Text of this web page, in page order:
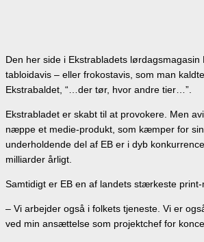
Den her side i Ekstrabladets
tabloidavis – eller frokostavis, som man
Ekstrabaldet, “…der tør, hvor andre tier…”.
Ekstrabladet er skabt til at provokere. Men
næppe et medie-produkt, som kæmper for
underholdende del af EB er i dyb
milliarder årligt.
Samtidigt er EB en af landets stærkeste
– Vi arbejder også i folkets tjeneste. Vi er
ved min ansættelse som projektchef for